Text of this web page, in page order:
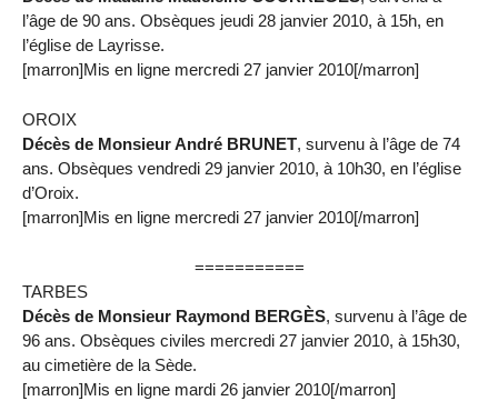
l’âge de 90 ans. Obsèques jeudi 28 janvier 2010, à 15h, en
l’église de Layrisse.
[marron]Mis en ligne mercredi 27 janvier 2010[/marron]
OROIX
Décès de Monsieur André BRUNET, survenu à l’âge de 74
ans. Obsèques vendredi 29 janvier 2010, à 10h30, en l’église
d’Oroix.
[marron]Mis en ligne mercredi 27 janvier 2010[/marron]
===========
TARBES
Décès de Monsieur Raymond BERGÈS, survenu à l’âge de
96 ans. Obsèques civiles mercredi 27 janvier 2010, à 15h30,
au cimetière de la Sède.
[marron]Mis en ligne mardi 26 janvier 2010[/marron]